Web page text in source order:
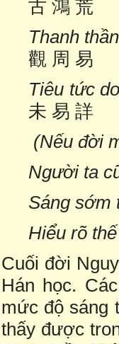
古 鴻 荒
Thanh
觀 周 易
Tiêu
未 易 詳
(Nếu đời
Người ta
Sáng sớm
Hiểu rõ
Cuối đời
Hán học.
mức độ sáng
thấy được